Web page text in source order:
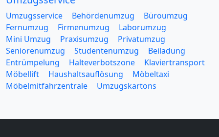
Umzugsservice Behördenumzug
Büroumzug
Fernumzug
Firmenumzug
Laborumzug
Mini Umzug
Praxisumzug
Privatumzug
Seniorenumzug
Studentenumzug
Beiladung
Entrümpelung
Halteverbotszone
Klaviertransport
Möbellift
Haushaltsauflösung
Möbeltaxi
Möbelmitfahrzentrale
Umzugskartons